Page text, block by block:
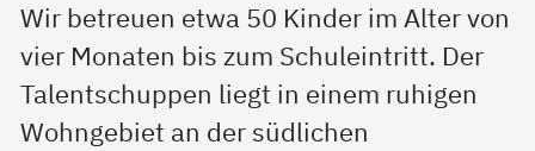
Wir betreuen etwa 50 Kinder im Alter von
vier Monaten bis zum Schuleintritt. Der
Talentschuppen liegt in einem ruhigen
Wohngebiet an der südlichen